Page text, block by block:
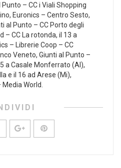
– CC i Viali Shopping
Euronics – Centro Sesto,
al Punto – CC Porto degli
– CC La rotonda, il 13 a
– Librerie Coop – CC
Veneto, Giunti al Punto –
a Casale Monferrato (Al),
e il 16 ad Arese (Mi),
World.